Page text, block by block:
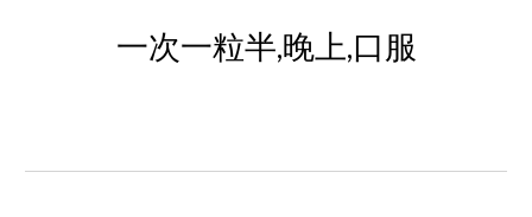
一次一粒半,晚上,口服